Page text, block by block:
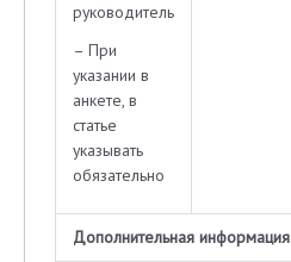
руководитель
– При
указании в
анкете, в
статье
указывать
обязательно
Дополнительная информация